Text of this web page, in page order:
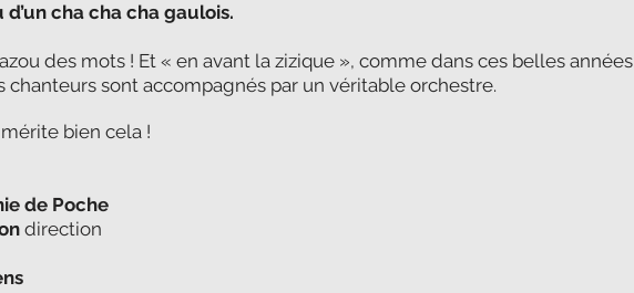
cha cha cha gaulois.
des mots ! Et « en avant la zizique », comme dans ces belles années
chanteurs sont accompagnés par un véritable orchestre.
bien cela !
de Poche
d​​​​​irection